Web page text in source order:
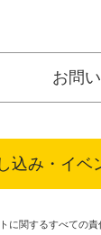
お問
込み・イベ
に関するすべての